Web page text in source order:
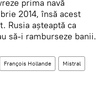
prima navă
2014, însă acest
Rusia așteaptă ca
să-i ramburseze banii.
François Hollande Mistral